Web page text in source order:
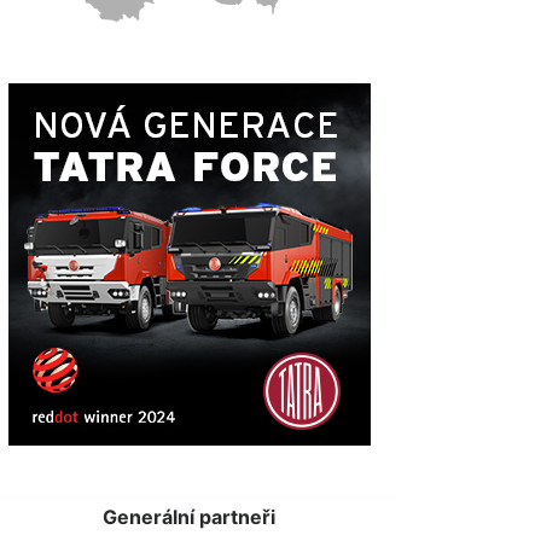
Generální partneři